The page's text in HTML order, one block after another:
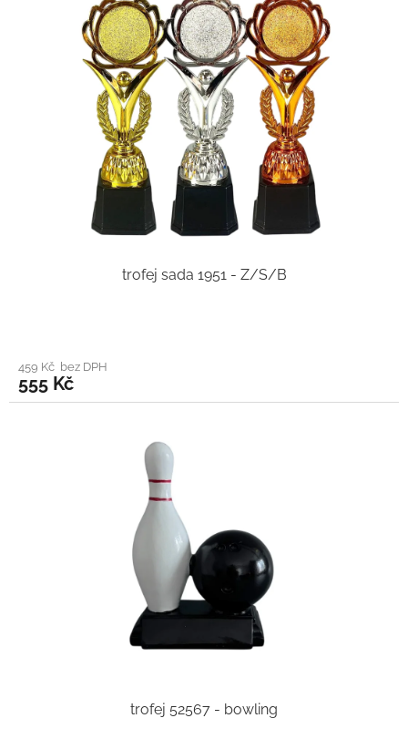
trofej sada 1951 - Z/S/B
459 Kč bez DPH
555 Kč
trofej 52567 - bowling